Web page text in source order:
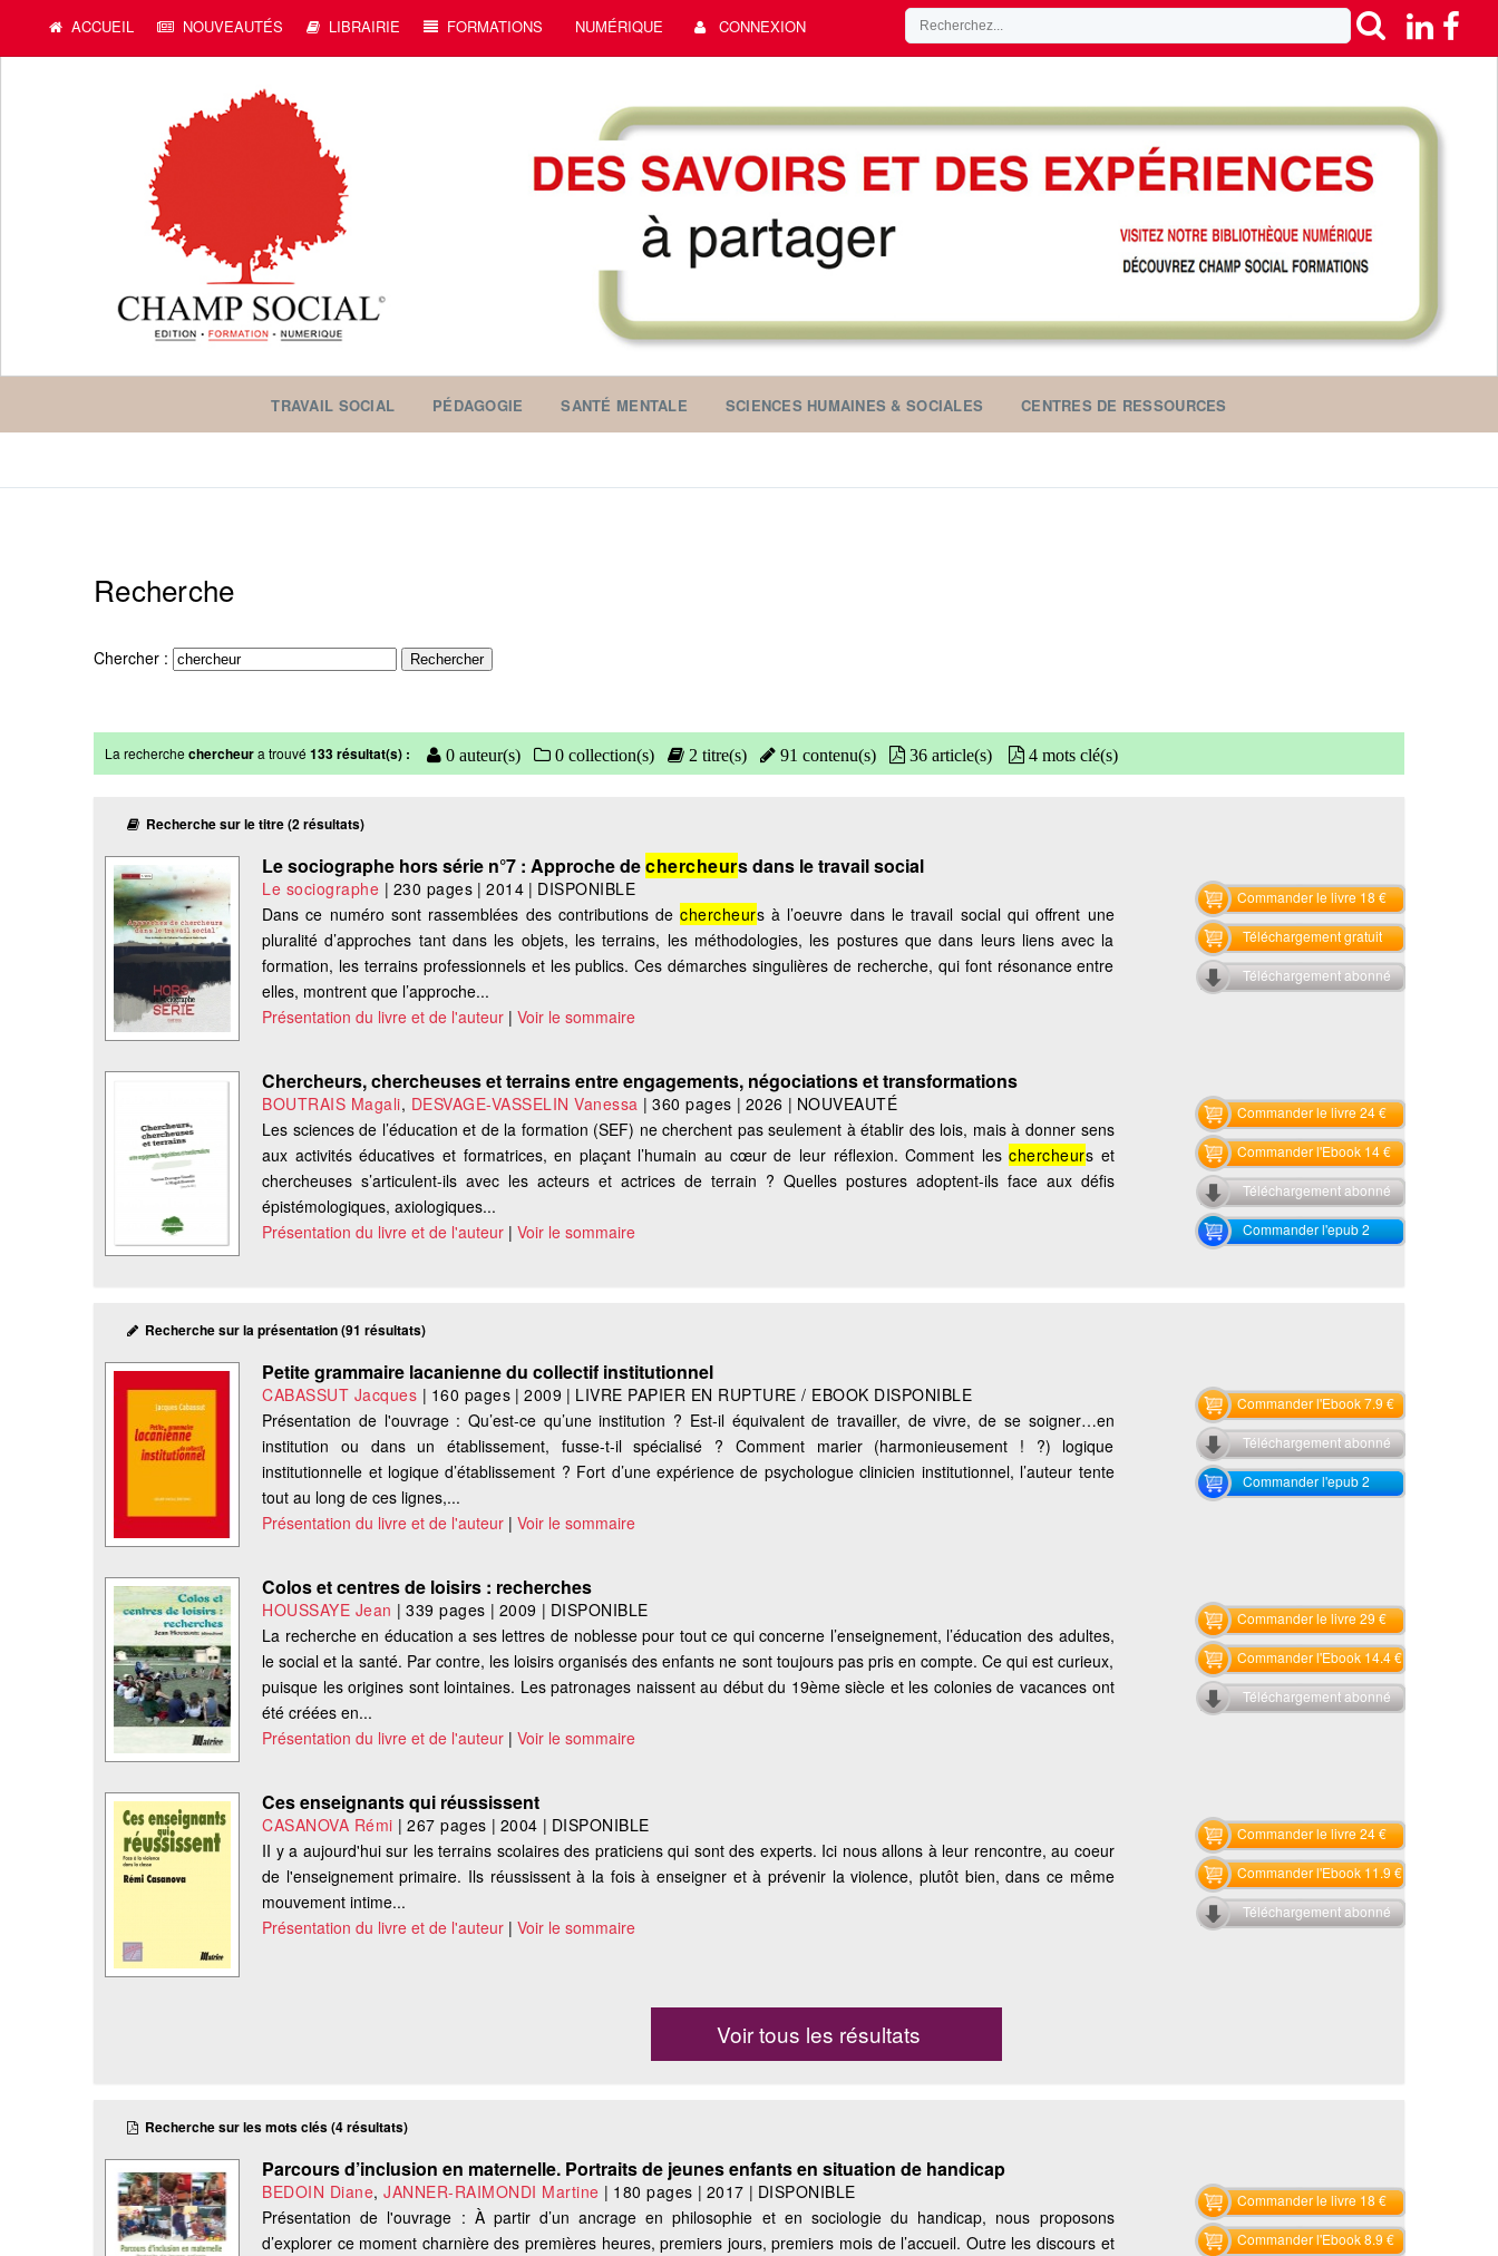
ACCUEIL NOUVEAUTÉS LIBRAIRIE FORMATIONS NUMÉRIQUE CONNEXION
TRAVAIL SOCIAL PÉDAGOGIE SANTÉ MENTALE SCIENCES HUMAINES & SOCIALES CENTRES DE RESSOURCES
Recherche
Chercher :
La recherchechercheura trouvé133 résultat(s) : 0 auteur(s) 0 collection(s) 2 titre(s) 91 contenu(s) 36 article(s) 4 mots clé(s)
Recherche sur le titre (2 résultats)
Le sociographe hors série n°7 : Approche dechercheurs dans le travail social
Le sociographe | 230 pages |2014 | DISPONIBLE
Dans ce numéro sont rassemblées des contributions dechercheurs à l’oeuvre dans le travail social qui offrent une
pluralité d’approches tant dans les objets, les terrains, les méthodologies, les postures que dans leurs liens avec la
formation, les terrains professionnels et les publics. Ces démarches singulières de recherche, qui font résonance entre
elles, montrent que l’approche...
Présentation du livre et de l'auteur |Voir le sommaire
Commander le livre 18 €
Téléchargement gratuit
Téléchargement abonné
Chercheurs, chercheuses et terrains entre engagements, négociations et transformations
BOUTRAIS Magali, DESVAGE-VASSELIN Vanessa |360 pages | 2026 | NOUVEAUTÉ
Les sciences de l’éducation et de la formation (SEF) ne cherchent pas seulement à établir des lois, mais à donner sens
aux activités éducatives et formatrices, en plaçant l’humain au cœur de leur réflexion. Comment leschercheurs et
chercheuses s’articulent-ils avec les acteurs et actrices de terrain ? Quelles postures adoptent-ils face aux défis
épistémologiques, axiologiques...
Présentation du livre et de l'auteur |Voir le sommaire
Commander le livre 24 €
Commander l'Ebook 14 €
Téléchargement abonné
Commander l'epub 2
Recherche sur la présentation (91 résultats)
Petite grammaire lacanienne du collectif institutionnel
CABASSUT Jacques | 160 pages |2009 | LIVRE PAPIER EN RUPTURE / EBOOK DISPONIBLE
Présentation de l'ouvrage : Qu’est-ce qu’une institution ? Est-il équivalent de travailler, de vivre, de se soigner…en
institution ou dans un établissement, fusse-t-il spécialisé ? Comment marier (harmonieusement ! ?) logique
institutionnelle et logique d’établissement ? Fort d’une expérience de psychologue clinicien institutionnel, l’auteur tente
tout au long de ces lignes,...
Présentation du livre et de l'auteur |Voir le sommaire
Commander l'Ebook 7.9 €
Téléchargement abonné
Commander l'epub 2
Colos et centres de loisirs : recherches
HOUSSAYE Jean |339 pages | 2009 | DISPONIBLE
La recherche en éducation a ses lettres de noblesse pour tout ce qui concerne l’enseignement, l’éducation des adultes,
le social et la santé. Par contre, les loisirs organisés des enfants ne sont toujours pas pris en compte. Ce qui est curieux,
puisque les origines sont lointaines. Les patronages naissent au début du 19ème siècle et les colonies de vacances ont
été créées en...
Présentation du livre et de l'auteur |Voir le sommaire
Commander le livre 29 €
Commander l'Ebook 14.4 €
Téléchargement abonné
Ces enseignants qui réussissent
CASANOVA Rémi |267 pages | 2004 | DISPONIBLE
II y a aujourd'hui sur les terrains scolaires des praticiens qui sont des experts. Ici nous allons à leur rencontre, au coeur
de l'enseignement primaire. Ils réussissent à la fois à enseigner et à prévenir la violence, plutôt bien, dans ce même
mouvement intime...
Présentation du livre et de l'auteur |Voir le sommaire
Commander le livre 24 €
Commander l'Ebook 11.9 €
Téléchargement abonné
Voir tous les résultats
Recherche sur les mots clés (4 résultats)
Parcours d’inclusion en maternelle. Portraits de jeunes enfants en situation de handicap
BEDOIN Diane,JANNER-RAIMONDI Martine | 180 pages | 2017 | DISPONIBLE
Présentation de l'ouvrage : À partir d’un ancrage en philosophie et en sociologie du handicap, nous proposons
d’explorer ce moment charnière des premières heures, premiers jours, premiers mois de l’accueil. Outre les discours et
Commander le livre 18 €
Commander l'Ebook 8.9 €